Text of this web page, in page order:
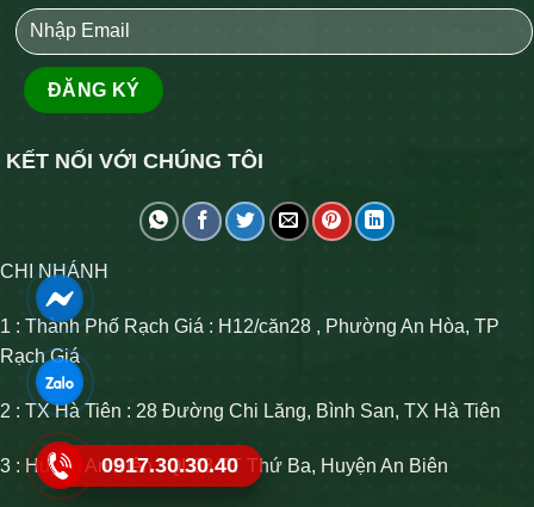
KẾT NỐI VỚI CHÚNG TÔI
CHI NHÁNH
1 : Thành Phố Rạch Giá : H12/căn28 , Phường An Hòa, TP
Rạch Giá
2 : TX Hà Tiên : 28 Đường Chi Lăng, Bình San, TX Hà Tiên
3 : Huyện An Biên : QL63 TT Thứ Ba, Huyện An Biên
0917.30.30.40